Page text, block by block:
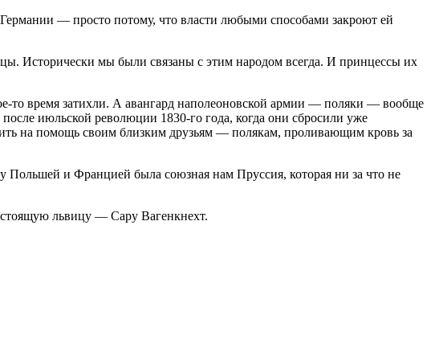
— просто потому, что власти любыми способами закроют ей
Исторически мы были связаны с этим народом всегда. И принцессы их
то время затихли. А авангард наполеоновской армии — поляки — вообще
июльской революции 1830-го года, когда они сбросили уже
на помощь своим близким друзьям — полякам, проливающим кровь за
и Францией была союзная нам Пруссия, которая ни за что не
львицу — Сару Вагенкнехт.